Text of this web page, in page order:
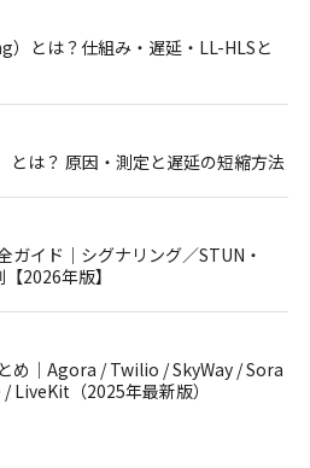
とは？仕組み・遅延・LL-HLSと
とは？ 原因・測定と遅延の短縮方法
ガイド｜シグナリング／STUN・
2026年版】
め｜Agora / Twilio / SkyWay / Sora
（2025年最新版）